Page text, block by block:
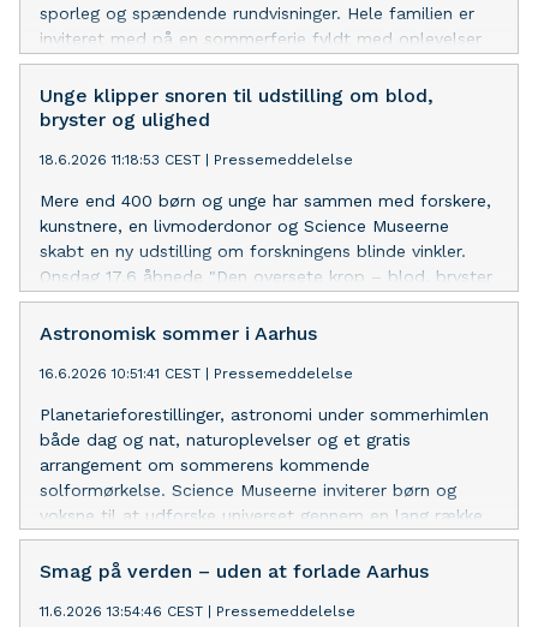
sporleg og spændende rundvisninger. Hele familien er
inviteret med på en sommerferie fyldt med oplevelser
på Steno Museet.
Unge klipper snoren til udstilling om blod,
bryster og ulighed
18.6.2026 11:18:53 CEST Pressemeddelelse
Mere end 400 børn og unge har sammen med forskere,
kunstnere, en livmoderdonor og Science Museerne
skabt en ny udstilling om forskningens blinde vinkler.
Onsdag 17.6 åbnede "Den oversete krop – blod, bryster
og ulighed" på Steno Museet.
Astronomisk sommer i Aarhus
16.6.2026 10:51:41 CEST Pressemeddelelse
Planetarieforestillinger, astronomi under sommerhimlen
både dag og nat, naturoplevelser og et gratis
arrangement om sommerens kommende
solformørkelse. Science Museerne inviterer børn og
voksne til at udforske universet gennem en lang række
oplevelser i sommerferien.
Smag på verden – uden at forlade Aarhus
11.6.2026 13:54:46 CEST Pressemeddelelse